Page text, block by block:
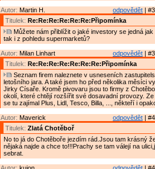
odpovědět |
Autor: Martin H.
Titulek: Re:Re:Re:Re:Re:Re:Připomínka
Můžete nám přiblížit o jaké investory se jedná jak
tak i z pohledu supermarketů?
odpovědět |
Autor: Milan Linhart
Titulek: Re:Re:Re:Re:Re:Re:Re:Připomínka
Seznam firem naleznete v usneseních
letošního jara. A také jsem ho před několika měsíci
Jirky Císaře. Kromě pivovaru jsou to firmy z
okolí, které chtějí rozšířit své dosavadní provozy.
se tu zajímal Plus, Lidl, Tesco, Billa, ..., někteří i
odpovědět |
Autor: Maverick
Titulek: Zlatá Chotěboř
No to já do Chotěboře jezdím rád.Jsou tam krásný
nějaká najde a chce to!!!Prachy se tam válejí na
sebrat.